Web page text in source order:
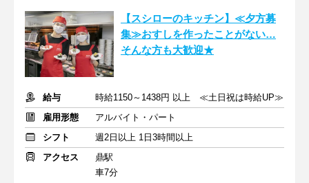
【スシローのキッチン】≪夕方募
集≫おすしを作ったことがない…
そんな方も大歓迎★
給与
時給1150～1438円 以上 ≪土日祝は時給UP≫
雇用形態
アルバイト・パート
シフト
週2日以上 1日3時間以上
アクセス
鼎駅
車7分